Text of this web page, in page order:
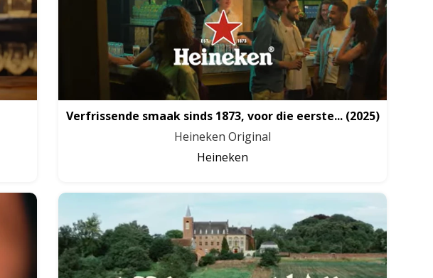
Verfrissende smaak sinds 1873, voor die eerste... (2025)
Heineken Original
Heineken